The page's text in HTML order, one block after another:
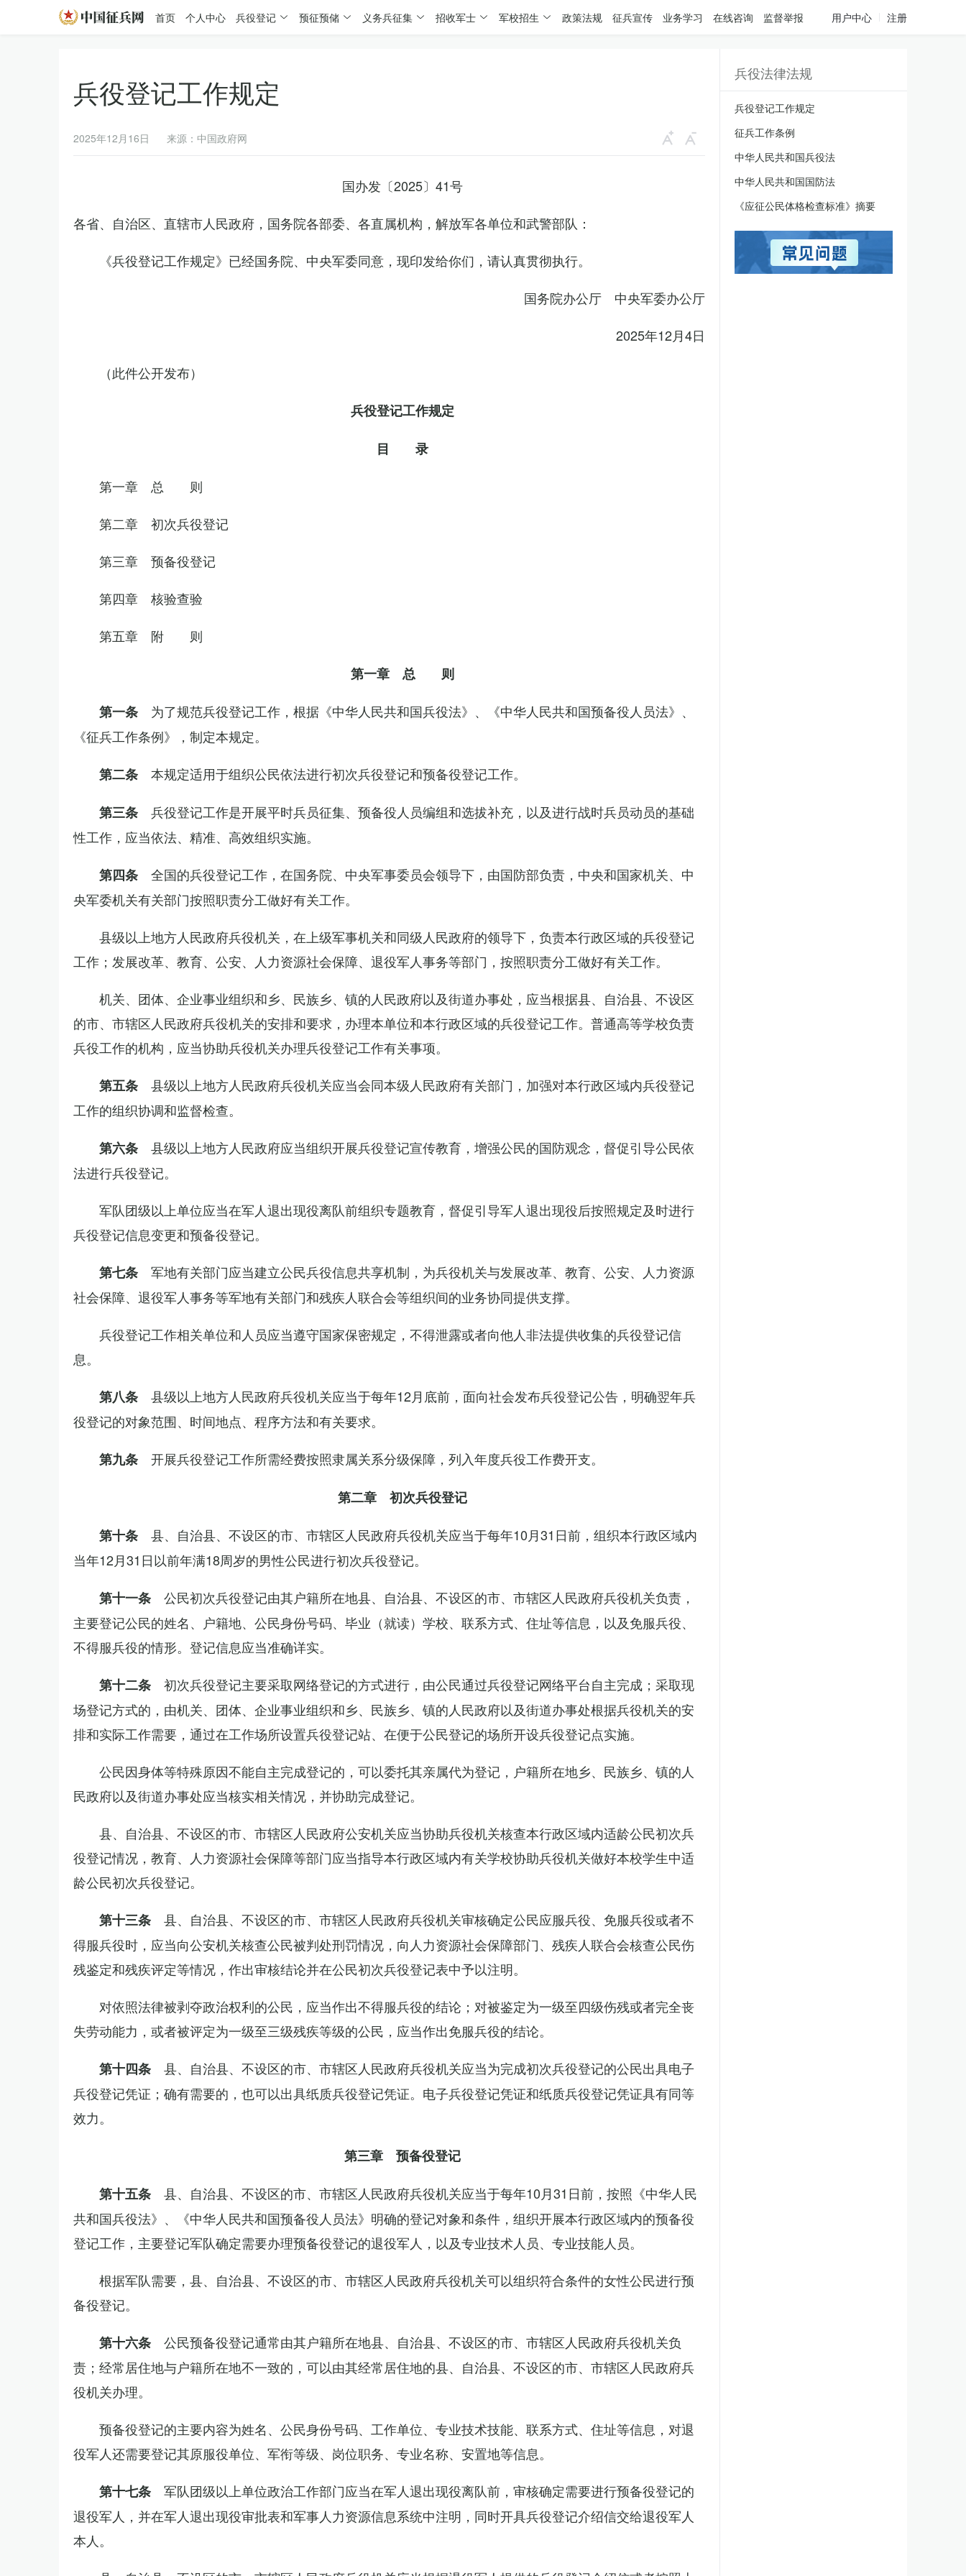
首页 个人中心 兵役登记 预征预储 义务兵征集 招收军士 军校招生 政策法规 征兵宣传 业务学习 在线咨询 监督举报 用户中心 注册
兵役登记工作规定
2025年12月16日 来源：中国政府网
国办发〔2025〕41号
各省、自治区、直辖市人民政府，国务院各部委、各直属机构，解放军各单位和武警部队：
《兵役登记工作规定》已经国务院、中央军委同意，现印发给你们，请认真贯彻执行。
国务院办公厅 中央军委办公厅
2025年12月4日
（此件公开发布）
兵役登记工作规定
目 录
第一章 总 则
第二章 初次兵役登记
第三章 预备役登记
第四章 核验查验
第五章 附 则
第一章 总 则
第一条 为了规范兵役登记工作，根据《中华人民共和国兵役法》、《中华人民共和国预备役人员法》、
《征兵工作条例》，制定本规定。
第二条 本规定适用于组织公民依法进行初次兵役登记和预备役登记工作。
第三条 兵役登记工作是开展平时兵员征集、预备役人员编组和选拔补充，以及进行战时兵员动员的基础
性工作，应当依法、精准、高效组织实施。
第四条 全国的兵役登记工作，在国务院、中央军事委员会领导下，由国防部负责，中央和国家机关、中
央军委机关有关部门按照职责分工做好有关工作。
县级以上地方人民政府兵役机关，在上级军事机关和同级人民政府的领导下，负责本行政区域的兵役登记
工作；发展改革、教育、公安、人力资源社会保障、退役军人事务等部门，按照职责分工做好有关工作。
机关、团体、企业事业组织和乡、民族乡、镇的人民政府以及街道办事处，应当根据县、自治县、不设区
的市、市辖区人民政府兵役机关的安排和要求，办理本单位和本行政区域的兵役登记工作。普通高等学校负责
兵役工作的机构，应当协助兵役机关办理兵役登记工作有关事项。
第五条 县级以上地方人民政府兵役机关应当会同本级人民政府有关部门，加强对本行政区域内兵役登记
工作的组织协调和监督检查。
第六条 县级以上地方人民政府应当组织开展兵役登记宣传教育，增强公民的国防观念，督促引导公民依
法进行兵役登记。
军队团级以上单位应当在军人退出现役离队前组织专题教育，督促引导军人退出现役后按照规定及时进行
兵役登记信息变更和预备役登记。
第七条 军地有关部门应当建立公民兵役信息共享机制，为兵役机关与发展改革、教育、公安、人力资源
社会保障、退役军人事务等军地有关部门和残疾人联合会等组织间的业务协同提供支撑。
兵役登记工作相关单位和人员应当遵守国家保密规定，不得泄露或者向他人非法提供收集的兵役登记信
息。
第八条 县级以上地方人民政府兵役机关应当于每年12月底前，面向社会发布兵役登记公告，明确翌年兵
役登记的对象范围、时间地点、程序方法和有关要求。
第九条 开展兵役登记工作所需经费按照隶属关系分级保障，列入年度兵役工作费开支。
第二章 初次兵役登记
第十条 县、自治县、不设区的市、市辖区人民政府兵役机关应当于每年10月31日前，组织本行政区域内
当年12月31日以前年满18周岁的男性公民进行初次兵役登记。
第十一条 公民初次兵役登记由其户籍所在地县、自治县、不设区的市、市辖区人民政府兵役机关负责，
主要登记公民的姓名、户籍地、公民身份号码、毕业（就读）学校、联系方式、住址等信息，以及免服兵役、
不得服兵役的情形。登记信息应当准确详实。
第十二条 初次兵役登记主要采取网络登记的方式进行，由公民通过兵役登记网络平台自主完成；采取现
场登记方式的，由机关、团体、企业事业组织和乡、民族乡、镇的人民政府以及街道办事处根据兵役机关的安
排和实际工作需要，通过在工作场所设置兵役登记站、在便于公民登记的场所开设兵役登记点实施。
公民因身体等特殊原因不能自主完成登记的，可以委托其亲属代为登记，户籍所在地乡、民族乡、镇的人
民政府以及街道办事处应当核实相关情况，并协助完成登记。
县、自治县、不设区的市、市辖区人民政府公安机关应当协助兵役机关核查本行政区域内适龄公民初次兵
役登记情况，教育、人力资源社会保障等部门应当指导本行政区域内有关学校协助兵役机关做好本校学生中适
龄公民初次兵役登记。
第十三条 县、自治县、不设区的市、市辖区人民政府兵役机关审核确定公民应服兵役、免服兵役或者不
得服兵役时，应当向公安机关核查公民被判处刑罚情况，向人力资源社会保障部门、残疾人联合会核查公民伤
残鉴定和残疾评定等情况，作出审核结论并在公民初次兵役登记表中予以注明。
对依照法律被剥夺政治权利的公民，应当作出不得服兵役的结论；对被鉴定为一级至四级伤残或者完全丧
失劳动能力，或者被评定为一级至三级残疾等级的公民，应当作出免服兵役的结论。
第十四条 县、自治县、不设区的市、市辖区人民政府兵役机关应当为完成初次兵役登记的公民出具电子
兵役登记凭证；确有需要的，也可以出具纸质兵役登记凭证。电子兵役登记凭证和纸质兵役登记凭证具有同等
效力。
第三章 预备役登记
第十五条 县、自治县、不设区的市、市辖区人民政府兵役机关应当于每年10月31日前，按照《中华人民
共和国兵役法》、《中华人民共和国预备役人员法》明确的登记对象和条件，组织开展本行政区域内的预备役
登记工作，主要登记军队确定需要办理预备役登记的退役军人，以及专业技术人员、专业技能人员。
根据军队需要，县、自治县、不设区的市、市辖区人民政府兵役机关可以组织符合条件的女性公民进行预
备役登记。
第十六条 公民预备役登记通常由其户籍所在地县、自治县、不设区的市、市辖区人民政府兵役机关负
责；经常居住地与户籍所在地不一致的，可以由其经常居住地的县、自治县、不设区的市、市辖区人民政府兵
役机关办理。
预备役登记的主要内容为姓名、公民身份号码、工作单位、专业技术技能、联系方式、住址等信息，对退
役军人还需要登记其原服役单位、军衔等级、岗位职务、专业名称、安置地等信息。
第十七条 军队团级以上单位政治工作部门应当在军人退出现役离队前，审核确定需要进行预备役登记的
退役军人，并在军人退出现役审批表和军事人力资源信息系统中注明，同时开具兵役登记介绍信交给退役军人
本人。
兵役法律法规
兵役登记工作规定
征兵工作条例
中华人民共和国兵役法
中华人民共和国国防法
《应征公民体格检查标准》摘要